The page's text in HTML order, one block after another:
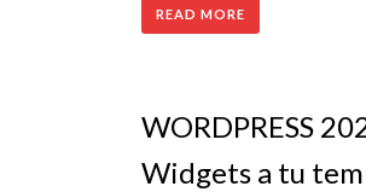
READ MORE
WORDPRESS
Widgets a tu